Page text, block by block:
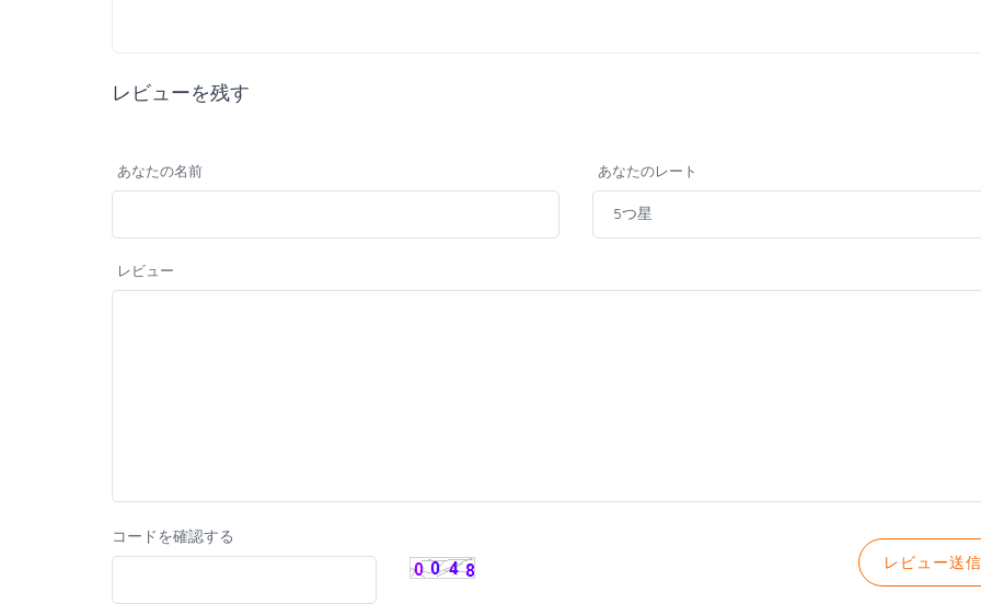
レビューを残す
あなたの名前 あなたのレート
レビュー
コードを確認する